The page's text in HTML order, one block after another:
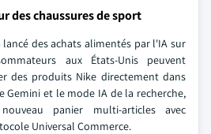
des chaussures de sport
lancé des achats alimentés par l'IA sur
aux États-Unis peuvent
des produits Nike directement dans
Gemini et le mode IA de la recherche,
panier multi-articles avec
Universal Commerce.